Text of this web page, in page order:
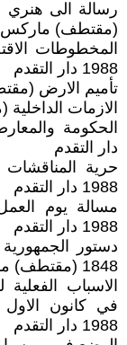
(مقتطف) ماركس 1988 دار التقدم
1988 دار التقدم
تأميم الارض (مقتطف)
الازمات الداخلية (مقتطف)
دار التقدم
حرية
1988 دار التقدم
مسالة يوم
1988 دار التقدم
1848 (مقتطف) ماركس 1988 دار التقدم
الاسباب الفعلية
في كانون
1988 دار التقدم